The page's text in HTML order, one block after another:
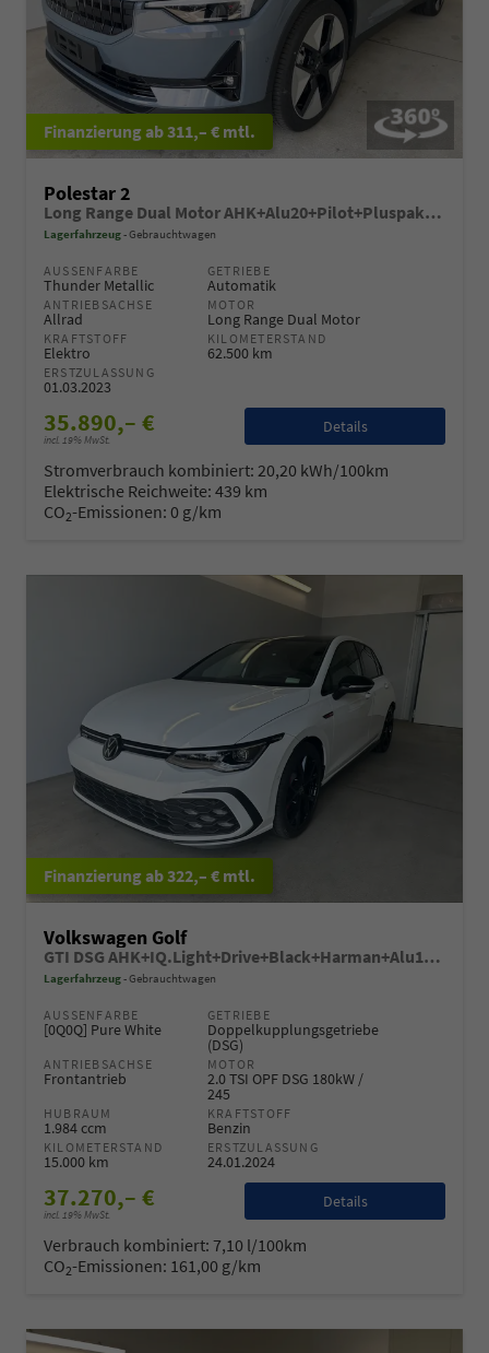
ab 311,– € mtl.
Polestar 2
Long Range Dual Motor AHK+Alu20+Pilot+Pluspaket+eHeck+Pano+ACC+Memory+MwSt.ausweisbar
Lagerfahrzeug Gebrauchtwagen
AUSSENFARBE
Thunder Metallic
GETRIEBE
Automatik
ANTRIEBSACHSE
Allrad
MOTOR
Long Range Dual Motor
KRAFTSTOFF
Elektro
KILOMETERSTAND
62.500 km
ERSTZULASSUNG
01.03.2023
35.890,– €
incl. 19% MwSt.
Details
Stromverbrauch kombiniert: 20,20 kWh/100km
Elektrische Reichweite: 439 km
CO2-Emissionen: 0 g/km
ab 322,– € mtl.
Volkswagen Golf
GTI DSG AHK+IQ.Light+Drive+Black+Harman+Alu19+HUD+Navi+Pano+Keyless
Lagerfahrzeug Gebrauchtwagen
AUSSENFARBE
[0Q0Q] Pure White
GETRIEBE
Doppelkupplungsgetriebe
(DSG)
ANTRIEBSACHSE
Frontantrieb
MOTOR
2.0 TSI OPF DSG 180kW /
245
HUBRAUM
1.984 ccm
KRAFTSTOFF
Benzin
KILOMETERSTAND
15.000 km
ERSTZULASSUNG
24.01.2024
37.270,– €
incl. 19% MwSt.
Details
Verbrauch kombiniert: 7,10 l/100km
CO2-Emissionen: 161,00 g/km